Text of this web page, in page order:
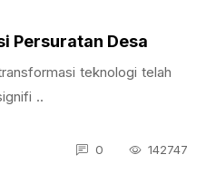
Persuratan Desa
teknologi telah
..
0 142747